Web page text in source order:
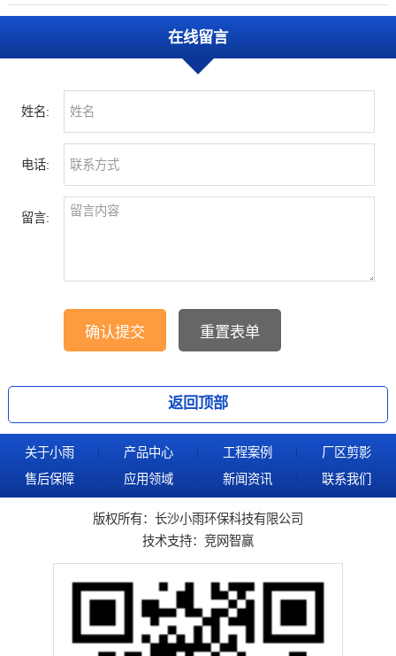
在线留言
姓名:
电话:
留言:
返回顶部
关于小雨 产品中心 工程案例
厂区剪影
售后保障
应用领域 新闻资讯 联系我们
版权所有：长沙小雨环保科技有限公司
技术支持： 竞网智赢